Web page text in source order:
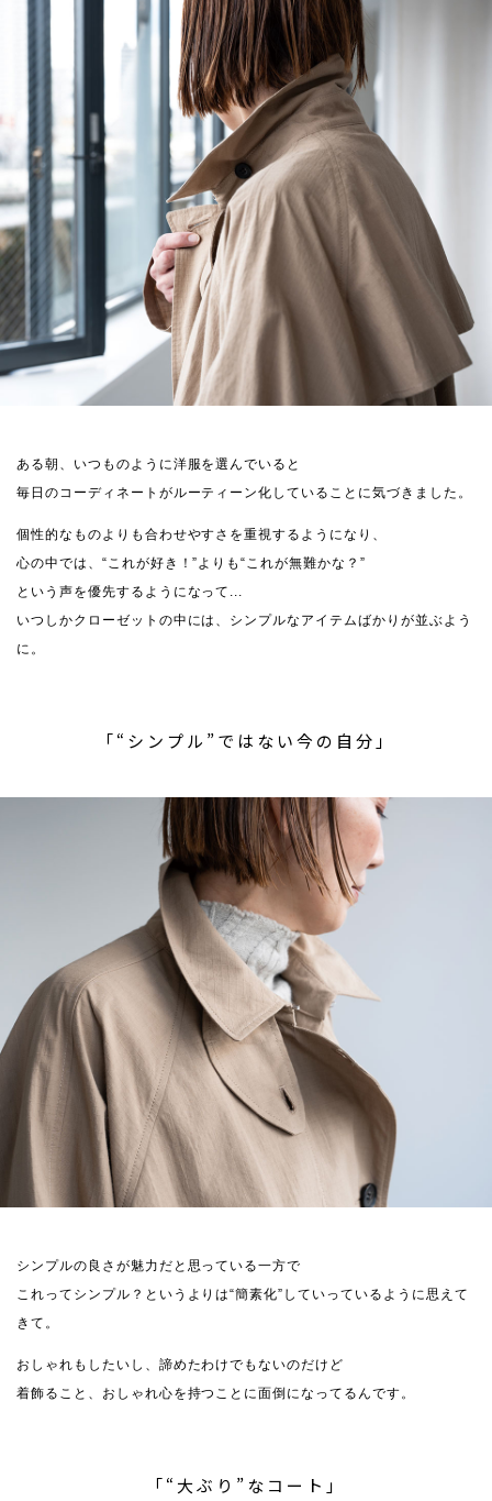
ある朝、いつものように洋服を選んでいると
毎日のコーディネートがルーティーン化していることに気づきました。
個性的なものよりも合わせやすさを重視するようになり、
心の中では、“これが好き！”よりも“これが無難かな？”
という声を優先するようになって...
いつしかクローゼットの中には、シンプルなアイテムばかりが並ぶよう
に。
「“シンプル”ではない今の自分」
シンプルの良さが魅力だと思っている一方で
これってシンプル？というよりは“簡素化”していっているように思えて
きて。
おしゃれもしたいし、諦めたわけでもないのだけど
着飾ること、おしゃれ心を持つことに面倒になってるんです。
「“大ぶり”なコート」